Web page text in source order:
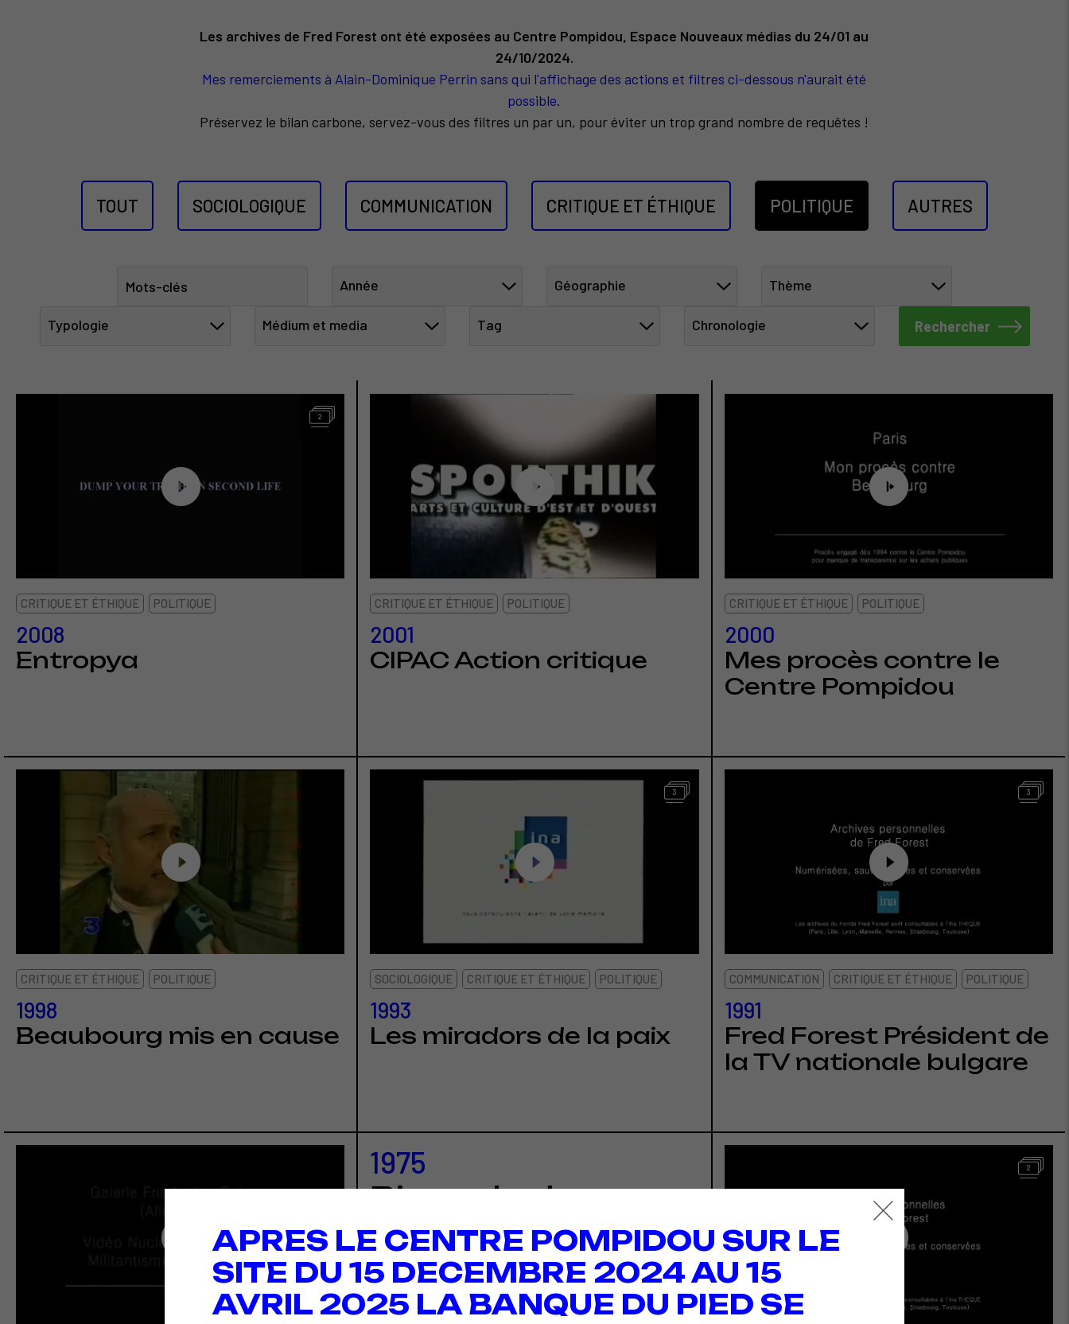
APRES LE CENTRE POMPIDOU SUR LE
SITE DU 15 DECEMBRE 2024 AU 15
AVRIL 2025 LA BANQUE DU PIED SE
Les archives de Fred Forest ont été exposées au Centre Pompidou, Espace Nouveaux médias du 24/01 au
24/10/2024.
Mes remerciements à Alain-Dominique Perrin sans qui l'affichage des actions et filtres ci-dessous n'aurait été
possible.
Préservez le bilan carbone, servez-vous des filtres un par un, pour éviter un trop grand nombre de requêtes !
TOUT SOCIOLOGIQUE COMMUNICATION CRITIQUE ET ÉTHIQUE POLITIQUE AUTRES
Année Géographie Thème
Typologie Médium et media Tag Chronologie Rechercher
2
CRITIQUE ET ÉTHIQUE POLITIQUE
2008
Entropya
CRITIQUE ET ÉTHIQUE POLITIQUE
2001
CIPAC Action critique
CRITIQUE ET ÉTHIQUE POLITIQUE
2000
Mes procès contre le
Centre Pompidou
CRITIQUE ET ÉTHIQUE POLITIQUE
1998
Beaubourg mis en cause
3
SOCIOLOGIQUE CRITIQUE ET ÉTHIQUE POLITIQUE
1993
Les miradors de la paix
3
COMMUNICATION CRITIQUE ET ÉTHIQUE POLITIQUE
1991
Fred Forest Président de
la TV nationale bulgare
1975
Biennale des
années 2000 à
São Paulo
2